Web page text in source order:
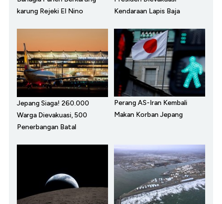
karung Rejeki El Nino
Kendaraan Lapis Baja
Jepang Siaga! 260.000
Warga Dievakuasi, 500
Penerbangan Batal
Perang AS-Iran Kembali
Makan Korban Jepang